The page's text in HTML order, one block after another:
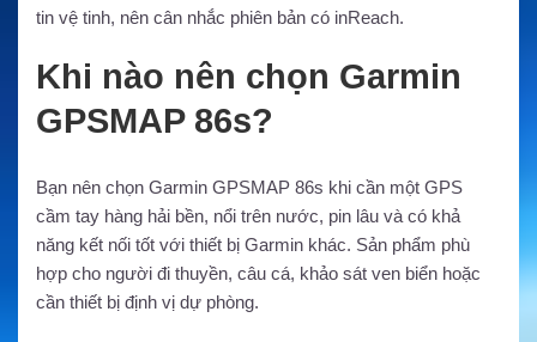
tin vệ tinh, nên cân nhắc phiên bản có inReach.
Khi nào nên chọn Garmin
GPSMAP 86s?
Bạn nên chọn Garmin GPSMAP 86s khi cần một GPS
cầm tay hàng hải bền, nổi trên nước, pin lâu và có khả
năng kết nối tốt với thiết bị Garmin khác. Sản phẩm phù
hợp cho người đi thuyền, câu cá, khảo sát ven biển hoặc
cần thiết bị định vị dự phòng.